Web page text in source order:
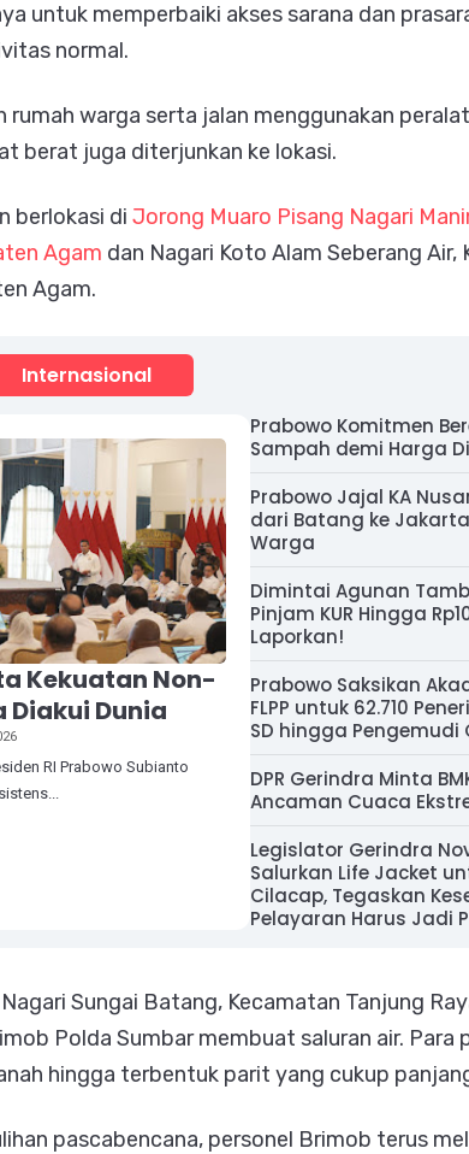
untuk memperbaiki akses sarana dan
normal.
rumah warga serta jalan menggunakan
berat juga diterjunkan ke lokasi.
berlokasi di Jorong Muaro Pisang Nagari
Agam dan Nagari Koto Alam Seberang Air,
Agam.
Internasional
Kekuatan Non-
Diakui Dunia
RI Prabowo Subianto
Prabowo Komitmen
Sampah demi Harga
Prabowo Jajal KA
dari Batang ke
Warga
Dimintai Agunan
Pinjam KUR Hingga
Laporkan!
Prabowo Saksikan
FLPP untuk 62.710
SD hingga Pengemudi
DPR Gerindra Minta
Ancaman Cuaca
Legislator Gerindra
Salurkan Life Jacket
Cilacap, Tegaskan
Pelayaran Harus Jadi
Sungai Batang, Kecamatan Tanjung
Polda Sumbar membuat saluran air. Para
hingga terbentuk parit yang cukup
pascabencana, personel Brimob terus